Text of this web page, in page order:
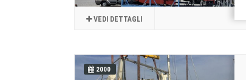
VEDI DETTAGLI
2000